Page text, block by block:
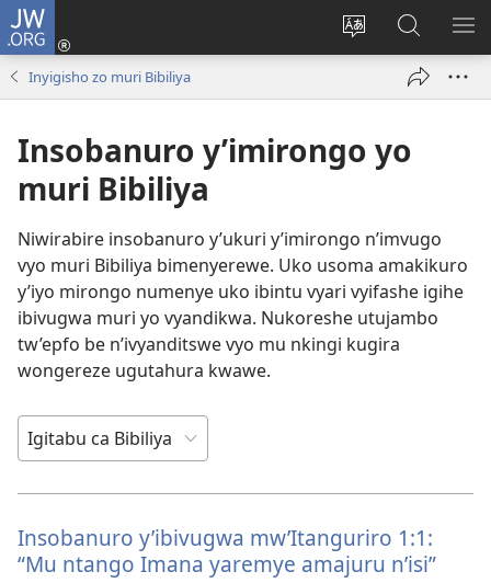
JW.ORG
Hindura
ururimi
Injira
(opens
muri
JW.ORG
Inyigisho zo muri Bibiliya
Insobanuro y’imirongo yo
muri Bibiliya
Niwirabire insobanuro y’ukuri y’imirongo n’imvugo
vyo muri Bibiliya bimenyerewe. Uko usoma amakikuro
y’iyo mirongo numenye uko ibintu vyari vyifashe igihe
ibivugwa muri yo vyandikwa. Nukoreshe utujambo
tw’epfo be n’ivyanditswe vyo mu nkingi kugira
wongereze ugutahura kwawe.
Insobanuro y’ibivugwa mw’Itanguriro 1:1:
“Mu ntango Imana yaremye amajuru n’isi”